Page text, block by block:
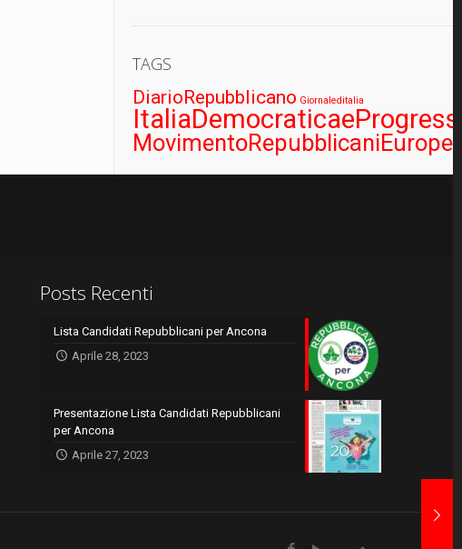
TAGS
DiarioRepubblicano Giornaleditalia
MovimentoRepubblicaniEuropei
Posts Recenti
Lista Candidati Repubblicani per Ancona
Aprile 28, 2023
Presentazione Lista Candidati Repubblicani
per Ancona
Aprile 27, 2023